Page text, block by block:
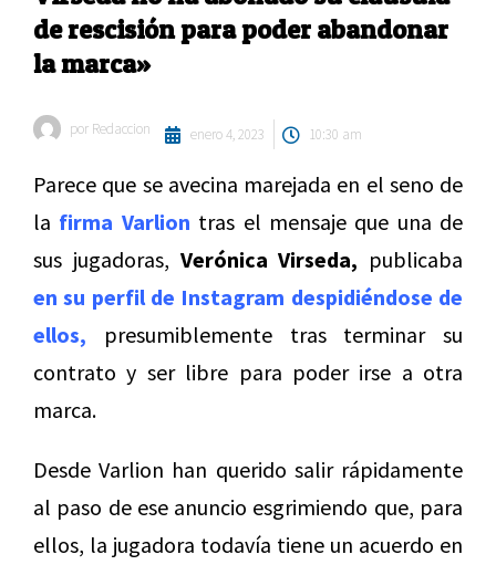
de rescisión para poder abandonar
la marca»
por Redaccion enero 4, 2023 10:30 am
Parece que se avecina marejada en el seno de
la firma Varlion tras el mensaje que una de
sus jugadoras, Verónica Virseda, publicaba
en su perfil de Instagram despidiéndose de
ellos, presumiblemente tras terminar su
contrato y ser libre para poder irse a otra
marca.
Desde Varlion han querido salir rápidamente
al paso de ese anuncio esgrimiendo que, para
ellos, la jugadora todavía tiene un acuerdo en